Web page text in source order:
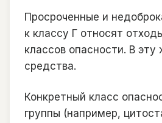
Просроченные и
к классу Г относят
классов опасности. В
средства.
Конкретный класс
группы (например,